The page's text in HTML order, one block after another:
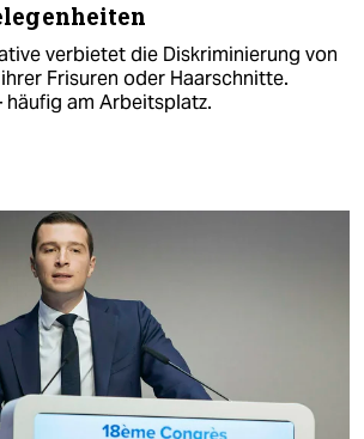
verbietet die Diskriminierung von
Frisuren oder Haarschnitte.
häufig am Arbeitsplatz.